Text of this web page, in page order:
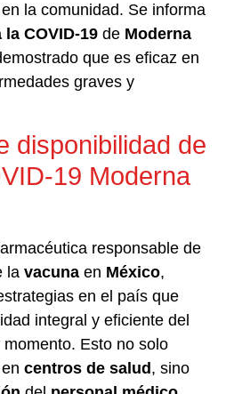
la comunidad. Se informa
COVID-19 de Moderna
que es eficaz en
graves y
disponibilidad de
19 Moderna
responsable de
la vacuna en México,
en el país que
integral y eficiente del
Esto no solo
centros de salud , sino